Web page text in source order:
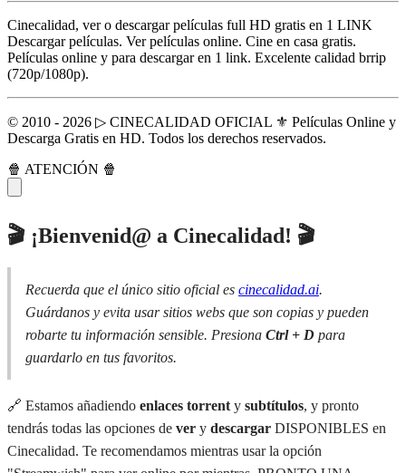
Cinecalidad, ver o descargar películas full HD gratis en 1 LINK
Descargar películas. Ver películas online. Cine en casa gratis.
Películas online y para descargar en 1 link. Excelente calidad brrip
(720p/1080p).
© 2010 - 2026 ▷ CINECALIDAD OFICIAL ⚜️ Películas Online y
Descarga Gratis en HD. Todos los derechos reservados.
🍿 ATENCIÓN 🍿
🎬 ¡Bienvenid@ a Cinecalidad! 🎬
Recuerda que el único sitio oficial es cinecalidad.ai.
Guárdanos y evita usar sitios webs que son copias y pueden
robarte tu información sensible. Presiona Ctrl + D para
guardarlo en tus favoritos.
🔗 Estamos añadiendo enlaces torrent y subtítulos, y pronto
tendrás todas las opciones de ver y descargar DISPONIBLES en
Cinecalidad. Te recomendamos mientras usar la opción